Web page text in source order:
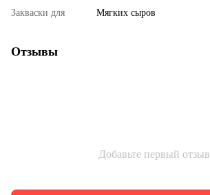
Закваски для
Мягких сыров
Отзывы
Добавьте первый отзыв